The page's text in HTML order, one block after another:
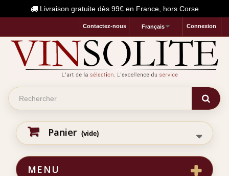
Livraison gratuite dès 99€ en France, hors Corse
Connexion
Français
Contactez-nous
Panier (vide)
MENU